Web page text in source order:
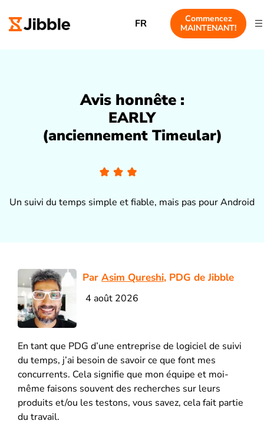
FR
Commencez
MAINTENANT!
Avis honnête :
EARLY
(anciennement Timeular)
Un suivi du temps simple et fiable, mais pas pour Android
Par Asim Qureshi, PDG de Jibble
4 août 2026
En tant que PDG d’une entreprise de logiciel de suivi
du temps, j’ai besoin de savoir ce que font mes
concurrents. Cela signifie que mon équipe et moi-
même faisons souvent des recherches sur leurs
produits et/ou les testons, vous savez, cela fait partie
du travail.